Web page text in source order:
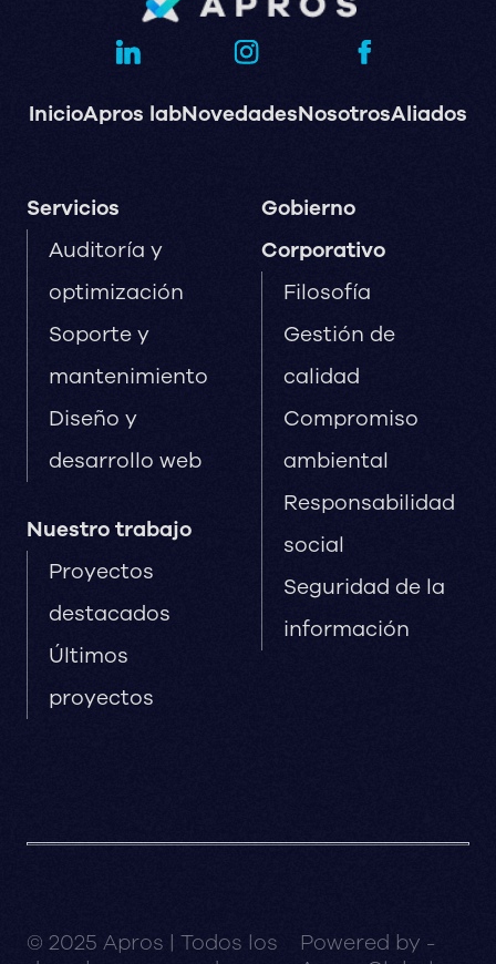
InicioApros labNovedadesNosotrosAliados
Servicios
Auditoría y
optimización
Soporte y
mantenimiento
Diseño y
desarrollo web
Nuestro trabajo
Proyectos
destacados
Últimos
proyectos
Gobierno
Corporativo
Filosofía
Gestión de
calidad
Compromiso
ambiental
Responsabilidad
social
Seguridad de la
información
© 2025 Apros | Todos los
Powered by -